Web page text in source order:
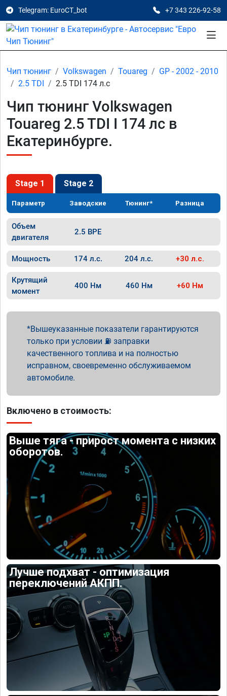
Telegram: EuroCT_bot +7 343 226-92-58
Чип тюнинг Volkswagen Touareg
GP - 2002 - 2010
2.5 TDI
2.5 TDI 174 л.с
Чип тюнинг Volkswagen
Touareg 2.5 TDI I 174 лс в
Екатеринбурге.
Stage 1 Stage 2
Параметр Заводские Тюнинг* Разница
Объем
двигателя
2.5 BPE
Мощность 174 л.с. 204 л.с. +30 л.с.
Крутящий
момент
400 Нм 460 Нм +60 Нм
Вышеуказанные показатели гарантируются
только при условии ⛽ заправки
качественного топлива и на полностью
исправном, своевременно обслуживаемом
автомобиле.
Включено в стоимость:
Выше тяга - прирост момента с низких
оборотов.
Лучше подхват - оптимизация
переключений АКПП.